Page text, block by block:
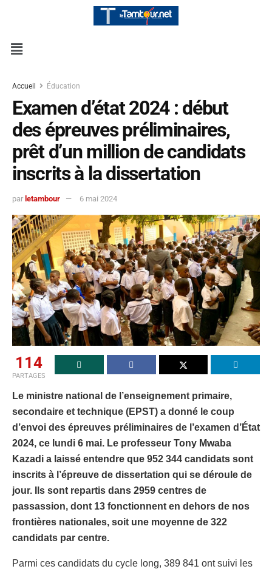
Accueil Éducation
Examen d’état 2024 : début
des épreuves préliminaires,
prêt d’un million de candidats
inscrits à la dissertation
par letambour 6 mai 2024
114
PARTAGES
Le ministre national de l’enseignement primaire,
secondaire et technique (EPST) a donné le coup
d’envoi des épreuves préliminaires de l’examen d’État
2024, ce lundi 6 mai. Le professeur Tony Mwaba
Kazadi a laissé entendre que 952 344 candidats sont
inscrits à l’épreuve de dissertation qui se déroule de
jour. Ils sont repartis dans 2959 centres de
passassion, dont 13 fonctionnent en dehors de nos
frontières nationales, soit une moyenne de 322
candidats par centre.
Parmi ces candidats du cycle long, 389 841 ont suivi les